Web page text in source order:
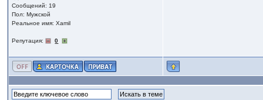
Сообщений: 19
Пол: Мужской
Реальное имя: Xamil
Репутация: 0